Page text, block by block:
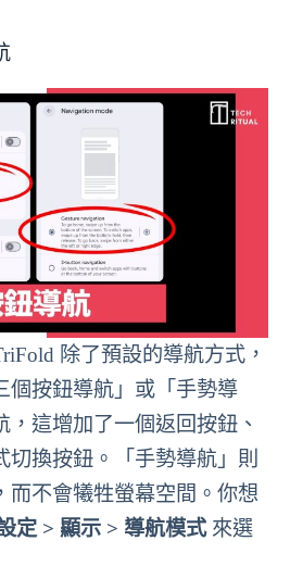
除了預設的導航方式，
個按鈕導航」或「手勢導
這增加了一個返回按鈕、
切換按鈕。「手勢導航」則
而不會犧牲螢幕空間。你想
定 > 顯示 > 導航模式來選